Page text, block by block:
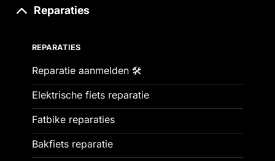
Reparaties
REPARATIES
Reparatie aanmelden 🛠️
Elektrische fiets reparatie
Fatbike reparaties
Bakfiets reparatie